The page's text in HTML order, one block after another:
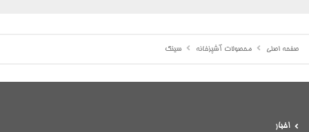
صفحه اصلی محصولات آشپزخانه سینک
اخبار